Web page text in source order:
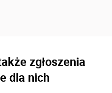
zgłoszenia
dla nich